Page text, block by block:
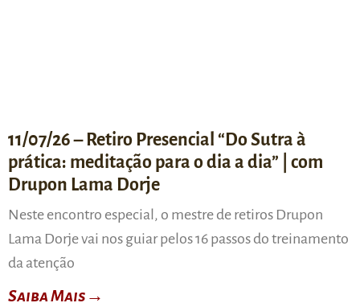
11/07/26 – Retiro Presencial “Do Sutra à
prática: meditação para o dia a dia” | com
Drupon Lama Dorje
Neste encontro especial, o mestre de retiros Drupon
Lama Dorje vai nos guiar pelos 16 passos do treinamento
da atenção
Saiba Mais→